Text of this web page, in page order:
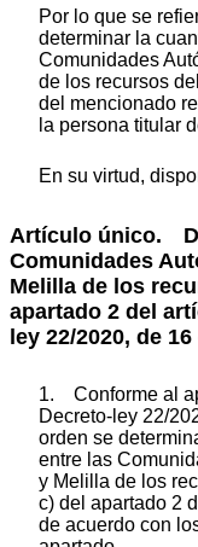
Por lo que se
determinar la
Comunidades
de los recursos
del mencionado
la persona titular
En su virtud,
Artículo único.
Comunidades
Melilla de los
apartado 2 del
ley 22/2020, de
1. Conforme al
Decreto-ley 22/
orden se
entre las
y Melilla de los
c) del apartado 2
de acuerdo con